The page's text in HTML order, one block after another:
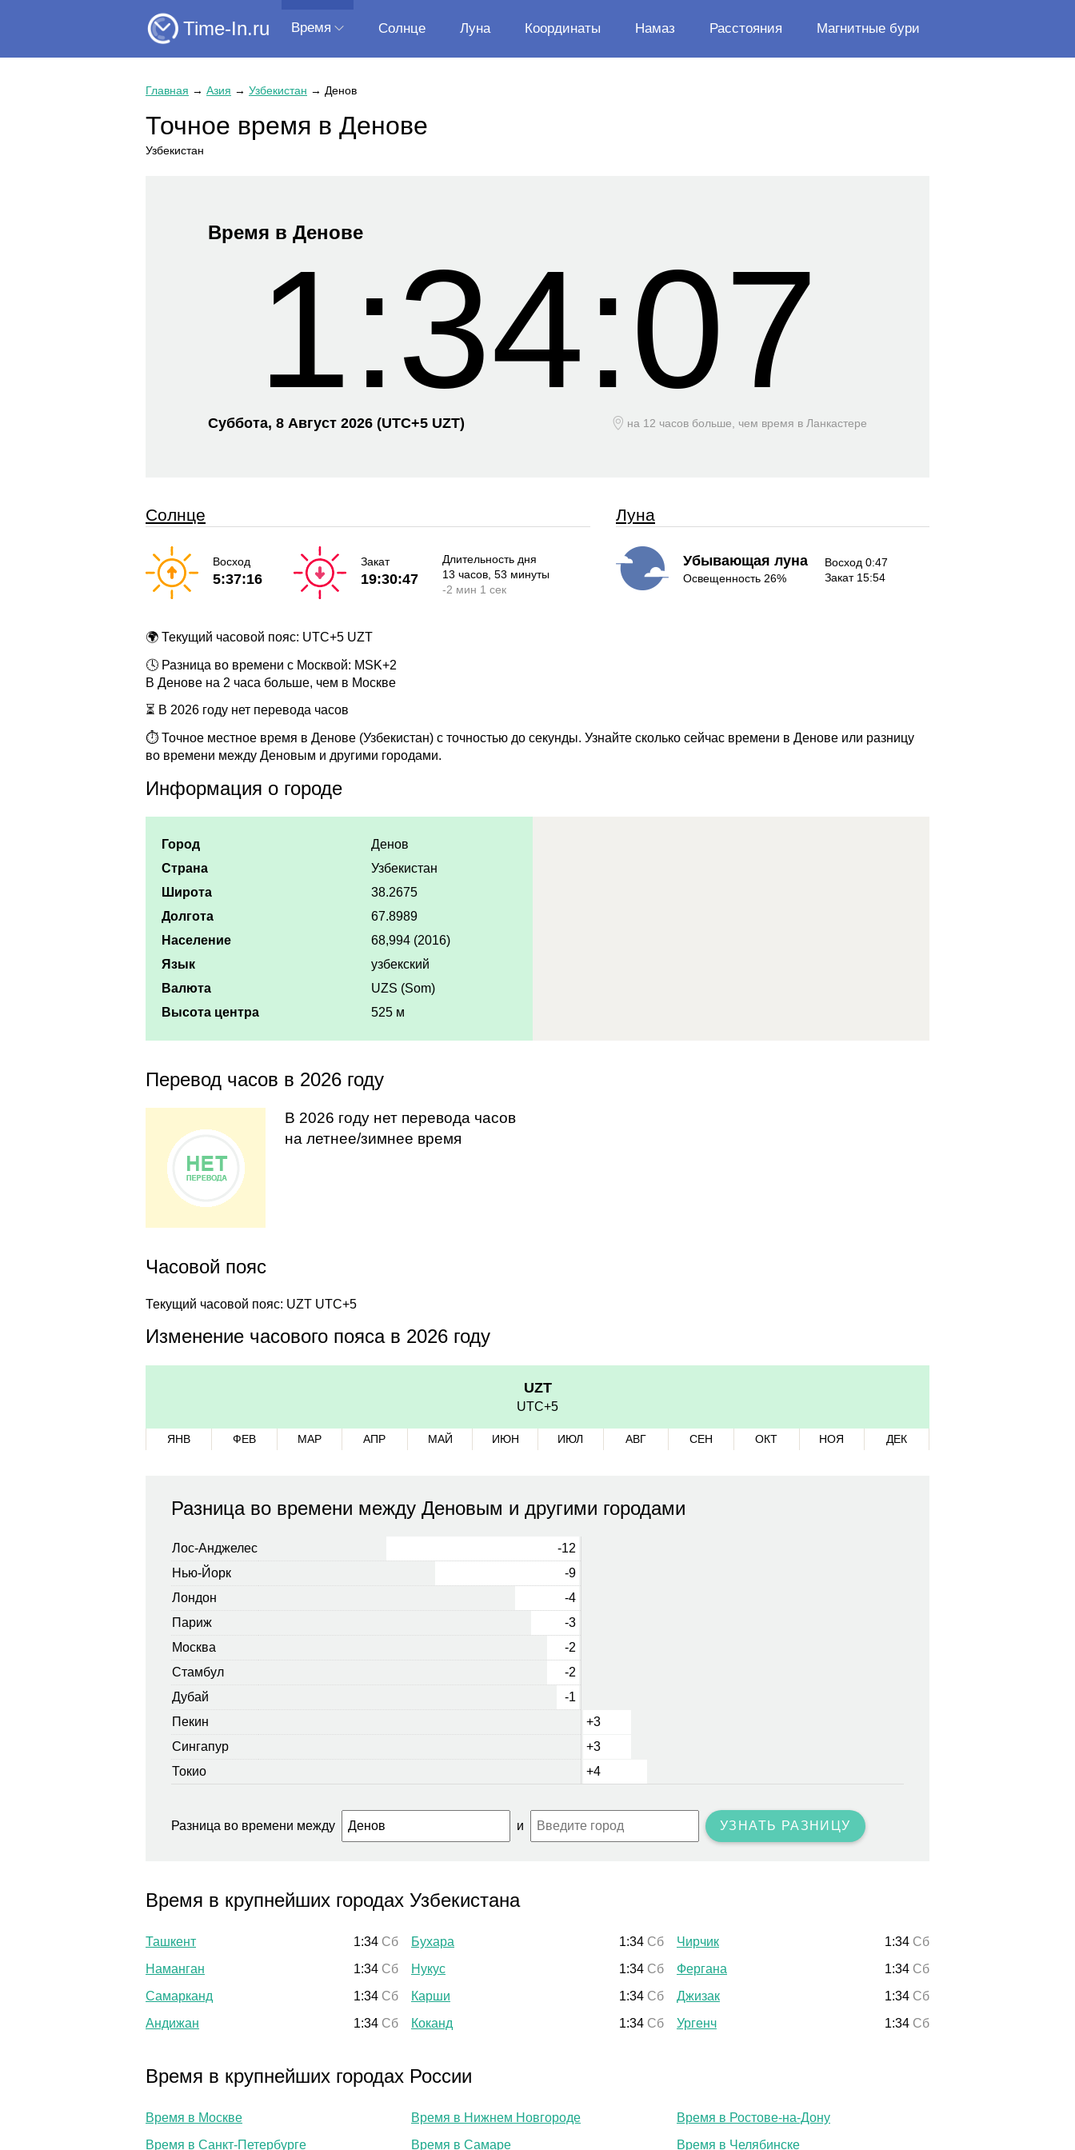
Time-In.ru Время Солнце Луна Координаты Намаз Расстояния Магнитные бури
Главная → Азия → Узбекистан → Денов
Точное время в Денове
Узбекистан
Время в Денове
1:34:08
Суббота, 8 Август 2026 (UTC+5 UZT) на 12 часов больше, чем время в Ланкастере
Солнце
Восход
5:37:16
Закат
19:30:47
Длительность дня
13 часов, 53 минуты
-2 мин 1 сек
Луна
Убывающая луна
Освещенность 26%
Восход 0:47
Закат 15:54
🌍 Текущий часовой пояс: UTC+5 UZT
🕓 Разница во времени с Москвой: MSK+2
В Денове на 2 часа больше, чем в Москве
⏳ В 2026 году нет перевода часов
⏱ Точное местное время в Денове (Узбекистан) с точностью до секунды. Узнайте сколько сейчас времени в Денове или разницу
во времени между Деновым и другими городами.
Информация о городе
Город
Денов
Страна
Узбекистан
Широта
38.2675
Долгота
67.8989
Население
68,994 (2016)
Язык
узбекский
Валюта
UZS (Som)
Высота центра
525 м
Перевод часов в 2026 году
В 2026 году нет перевода часов
на летнее/зимнее время
Часовой пояс
Текущий часовой пояс: UZT UTC+5
Изменение часового пояса в 2026 году
UZT
UTC+5
ЯНВ ФЕВ МАР АПР МАЙ ИЮН ИЮЛ АВГ СЕН ОКТ НОЯ ДЕК
Разница во времени между Деновым и другими городами
Лос-Анджелес
-12
Нью-Йорк
-9
Лондон
-4
Париж
-3
Москва
-2
Стамбул
-2
Дубай
-1
Пекин
+3
Сингапур
+3
Токио
+4
Разница во времени между и УЗНАТЬ РАЗНИЦУ
Время в крупнейших городах Узбекистана
Ташкент 1:34 Сб
Наманган
1:34 Сб
Самарканд
1:34 Сб
Андижан
1:34 Сб
Бухара 1:34 Сб
Нукус
1:34 Сб
Карши
1:34 Сб
Коканд
1:34 Сб
Чирчик 1:34 Сб
Фергана
1:34 Сб
Джизак
1:34 Сб
Ургенч
1:34 Сб
Время в крупнейших городах России
Время в Москве
Время в Санкт-Петербурге
Время в Нижнем Новгороде
Время в Самаре
Время в Ростове-на-Дону
Время в Челябинске